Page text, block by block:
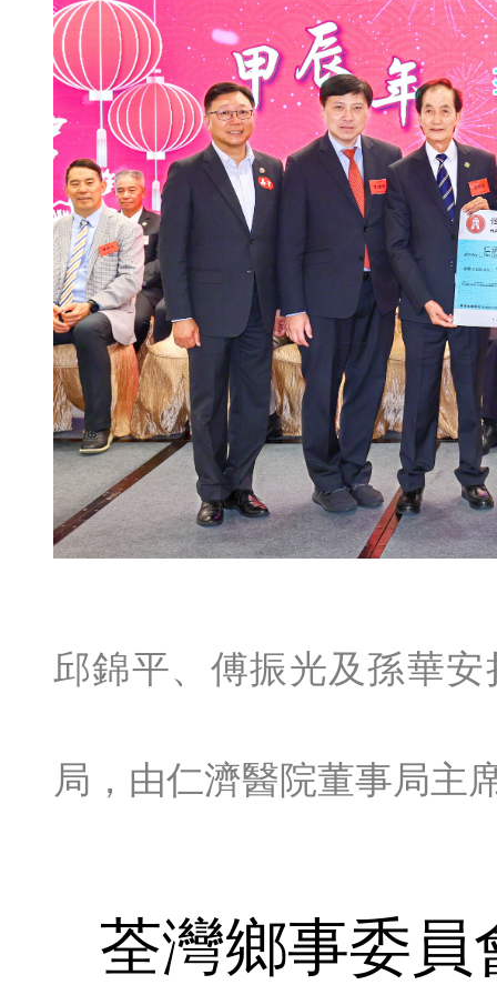
邱錦平、傅振光及孫華
局，由仁濟醫院董事局主
荃灣鄉事委員